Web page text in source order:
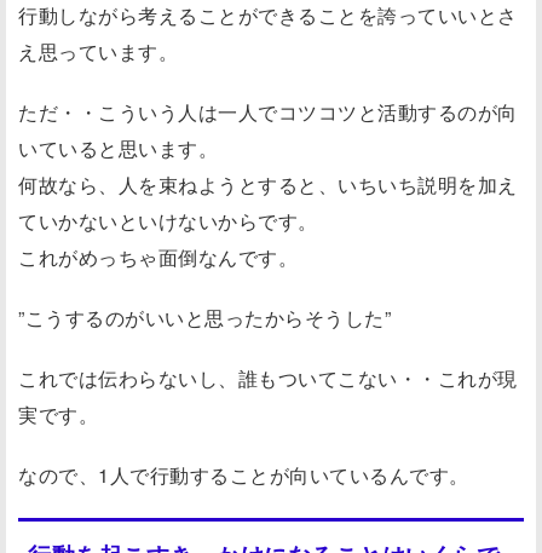
行動しながら考えることができることを誇っていいとさ
え思っています。
ただ・・こういう人は一人でコツコツと活動するのが向
いていると思います。
何故なら、人を束ねようとすると、いちいち説明を加え
ていかないといけないからです。
これがめっちゃ面倒なんです。
”こうするのがいいと思ったからそうした”
これでは伝わらないし、誰もついてこない・・これが現
実です。
なので、1人で行動することが向いているんです。